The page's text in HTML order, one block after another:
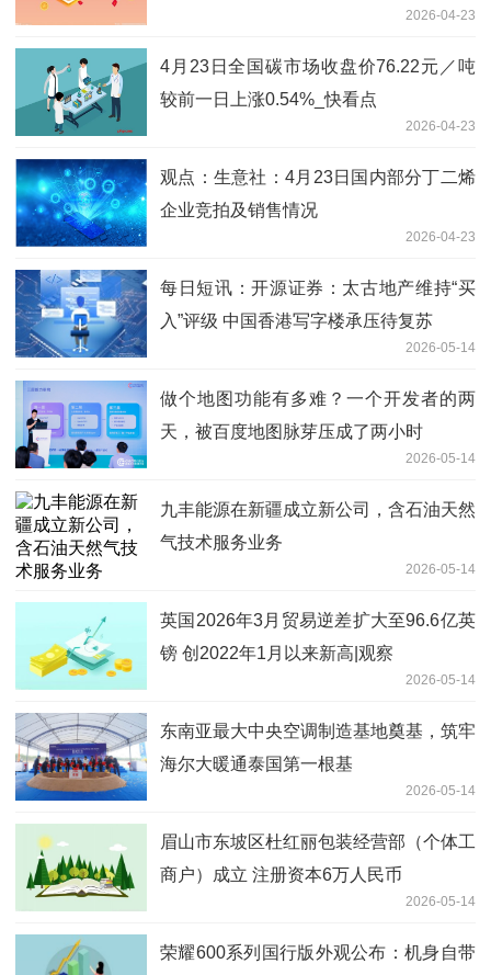
2026-04-23
4月23日全国碳市场收盘价76.22元／吨
较前一日上涨0.54%_快看点
2026-04-23
观点：生意社：4月23日国内部分丁二烯
企业竞拍及销售情况
2026-04-23
每日短讯：开源证券：太古地产维持“买
入”评级 中国香港写字楼承压待复苏
2026-05-14
做个地图功能有多难？一个开发者的两
天，被百度地图脉芽压成了两小时
2026-05-14
九丰能源在新疆成立新公司，含石油天然
气技术服务业务
2026-05-14
英国2026年3月贸易逆差扩大至96.6亿英
镑 创2022年1月以来新高|观察
2026-05-14
东南亚最大中央空调制造基地奠基，筑牢
海尔大暖通泰国第一根基
2026-05-14
眉山市东坡区杜红丽包装经营部（个体工
商户）成立 注册资本6万人民币
2026-05-14
荣耀600系列国行版外观公布：机身自带